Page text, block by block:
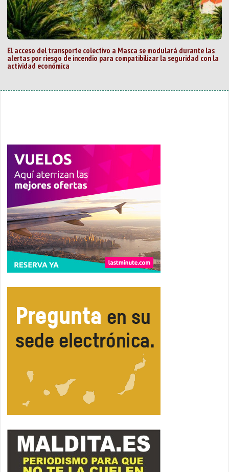
El acceso del transporte colectivo a Masca se modulará durante las
alertas por riesgo de incendio para compatibilizar la seguridad con la
actividad económica